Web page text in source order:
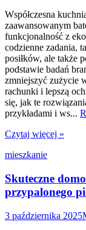
Współczesna
zaawansowanym
funkcjonalność z
codzienne zadania,
posiłków, ale także
podstawie badań
zmniejszyć zużycie
rachunki i lepszą
się, jak te
przykładami i ws...
Czytaj więcej »
mieszkanie
Skuteczne
przypalonego
3 października 2025